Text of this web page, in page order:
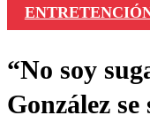
“No soy
González